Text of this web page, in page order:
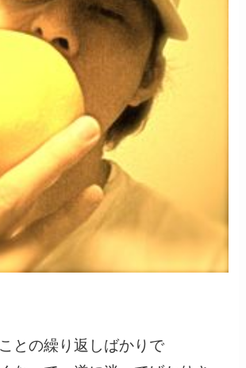
との繰り返しばかりで